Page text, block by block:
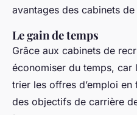
avantages des cabinets
Le gain de temps
Grâce aux cabinets de
économiser du temps, car
trier les offres d’emploi
des objectifs de carrière